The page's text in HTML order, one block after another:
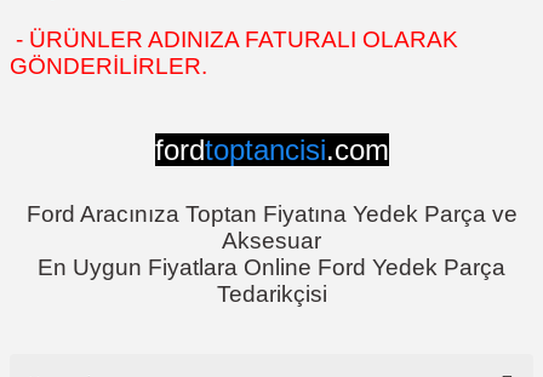
- ÜRÜNLER ADINIZA FATURALI OLARAK
GÖNDERİLİRLER.
fordtoptancisi.com
Ford Aracınıza Toptan Fiyatına Yedek Parça ve
Aksesuar
En Uygun Fiyatlara Online Ford Yedek Parça
Tedarikçisi